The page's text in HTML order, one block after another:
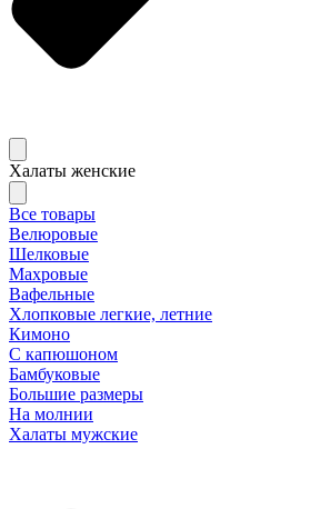
Халаты женские
Все товары
Велюровые
Шелковые
Махровые
Вафельные
Хлопковые легкие, летние
Кимоно
С капюшоном
Бамбуковые
Большие размеры
На молнии
Халаты мужские